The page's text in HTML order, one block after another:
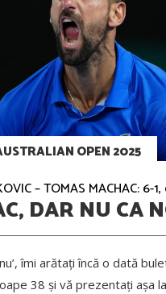
OPEN 2025
– TOMAS MACHAC: 6-
DAR NU CA
îmi arătați încă o dată
38 și vă prezentați așa